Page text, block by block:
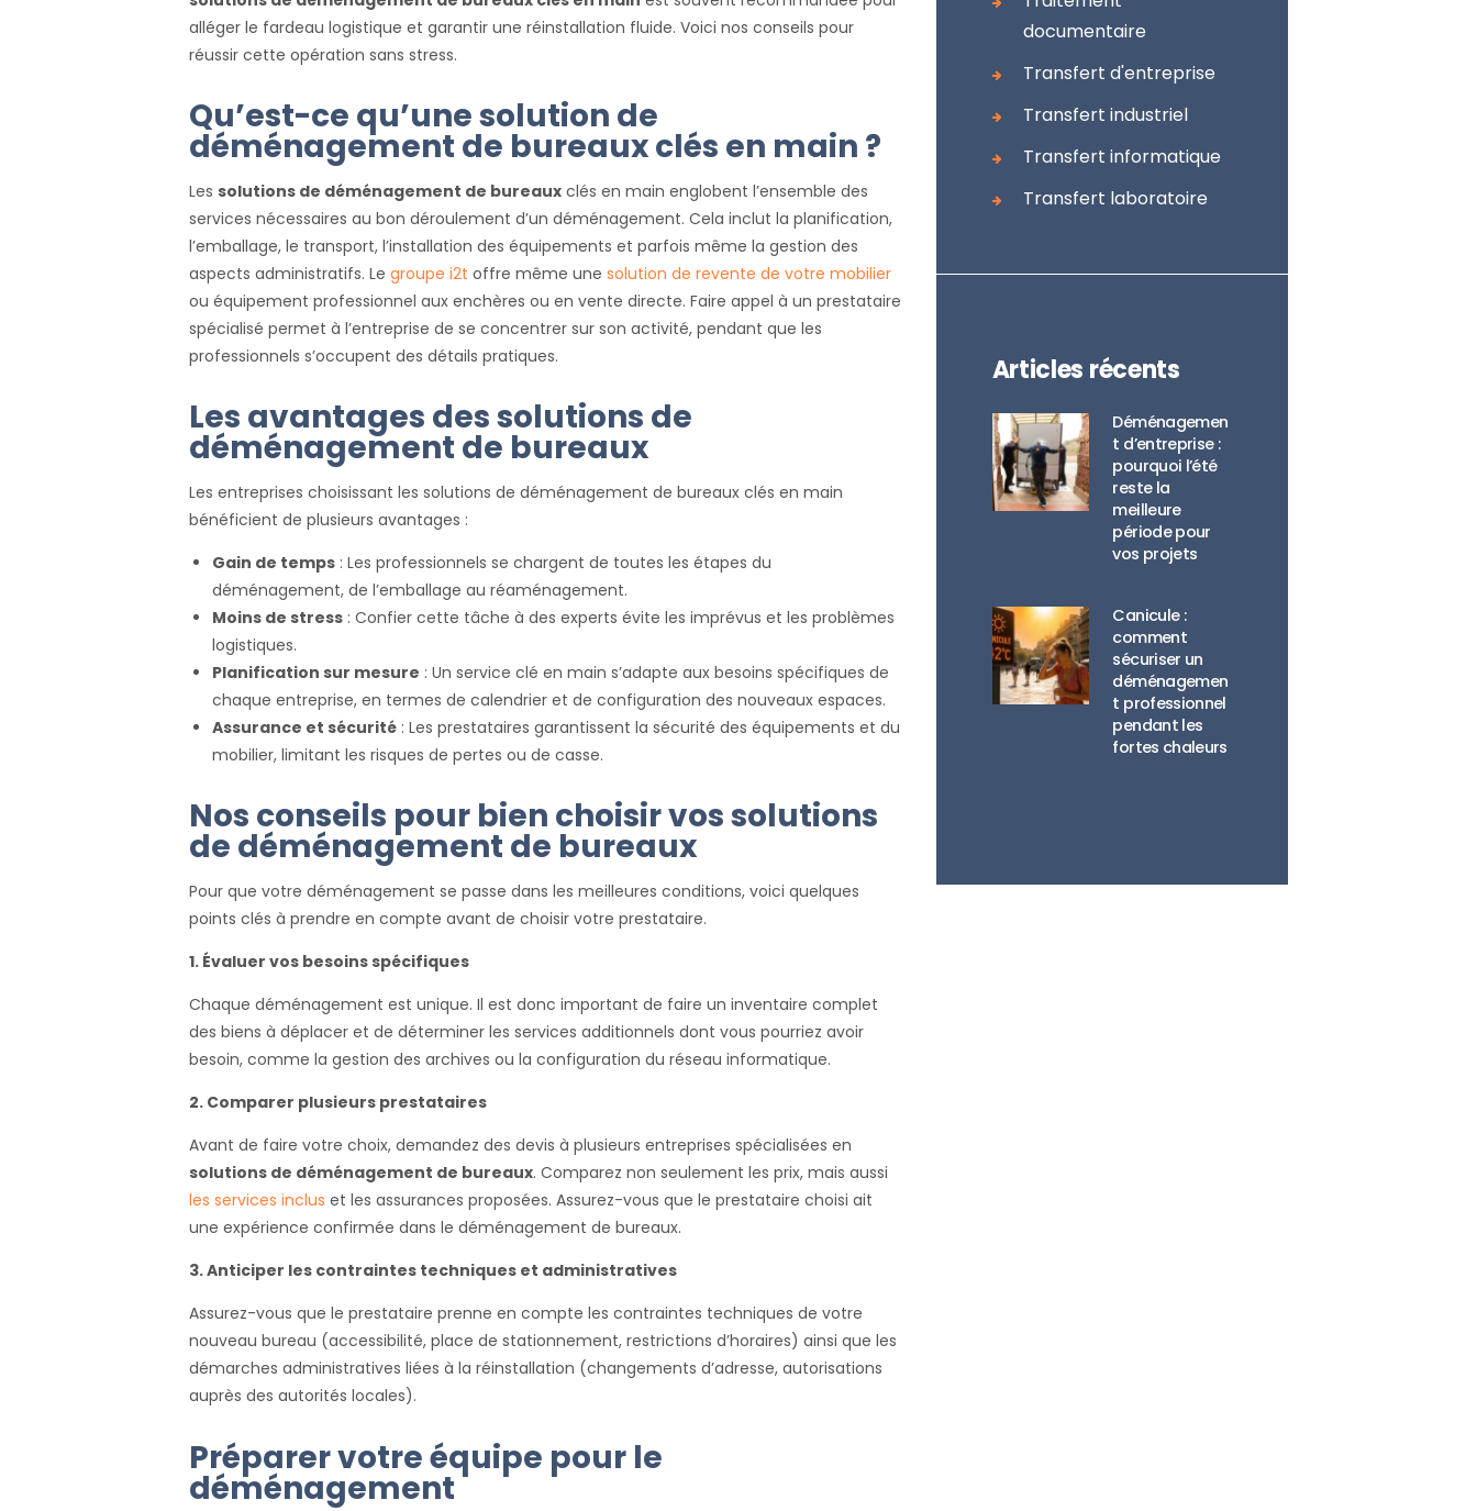
alléger le fardeau logistique et garantir une réinstallation fluide. Voici nos conseils pour
réussir cette opération sans stress.
Qu’est-ce qu’une solution de
déménagement de bureaux clés en main ?
Les solutions de déménagement de bureaux clés en main englobent l’ensemble des
services nécessaires au bon déroulement d’un déménagement. Cela inclut la planification,
l’emballage, le transport, l’installation des équipements et parfois même la gestion des
aspects administratifs. Le groupe i2t offre même une solution de revente de votre mobilier
ou équipement professionnel aux enchères ou en vente directe. Faire appel à un prestataire
spécialisé permet à l’entreprise de se concentrer sur son activité, pendant que les
professionnels s’occupent des détails pratiques.
Les avantages des solutions de
déménagement de bureaux
Les entreprises choisissant les solutions de déménagement de bureaux clés en main
bénéficient de plusieurs avantages :
Gain de temps : Les professionnels se chargent de toutes les étapes du
déménagement, de l’emballage au réaménagement.
Moins de stress : Confier cette tâche à des experts évite les imprévus et les problèmes
logistiques.
Planification sur mesure : Un service clé en main s’adapte aux besoins spécifiques de
chaque entreprise, en termes de calendrier et de configuration des nouveaux espaces.
Assurance et sécurité : Les prestataires garantissent la sécurité des équipements et du
mobilier, limitant les risques de pertes ou de casse.
Nos conseils pour bien choisir vos solutions
de déménagement de bureaux
Pour que votre déménagement se passe dans les meilleures conditions, voici quelques
points clés à prendre en compte avant de choisir votre prestataire.
1. Évaluer vos besoins spécifiques
Chaque déménagement est unique. Il est donc important de faire un inventaire complet
des biens à déplacer et de déterminer les services additionnels dont vous pourriez avoir
besoin, comme la gestion des archives ou la configuration du réseau informatique.
2. Comparer plusieurs prestataires
Avant de faire votre choix, demandez des devis à plusieurs entreprises spécialisées en
solutions de déménagement de bureaux. Comparez non seulement les prix, mais aussi
les services inclus et les assurances proposées. Assurez-vous que le prestataire choisi ait
une expérience confirmée dans le déménagement de bureaux.
3. Anticiper les contraintes techniques et administratives
Assurez-vous que le prestataire prenne en compte les contraintes techniques de votre
nouveau bureau (accessibilité, place de stationnement, restrictions d’horaires) ainsi que les
démarches administratives liées à la réinstallation (changements d’adresse, autorisations
auprès des autorités locales).
Préparer votre équipe pour le
déménagement
documentaire
Transfert d'entreprise
Transfert industriel
Transfert informatique
Transfert laboratoire
Articles récents
Déménagemen
t d’entreprise :
pourquoi l’été
reste la
meilleure
période pour
vos projets
Canicule :
comment
sécuriser un
déménagemen
t professionnel
pendant les
fortes chaleurs